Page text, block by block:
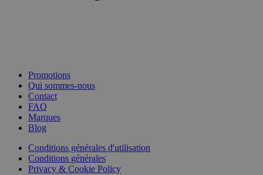
Promotions
Qui sommes-nous
Contact
FAQ
Marques
Blog
Conditions générales d'utilisation
Conditions générales
Privacy & Cookie Policy